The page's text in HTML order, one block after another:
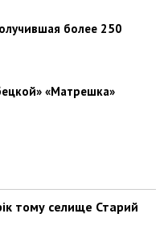
более 250
«Матрешка»
тому селище Старий